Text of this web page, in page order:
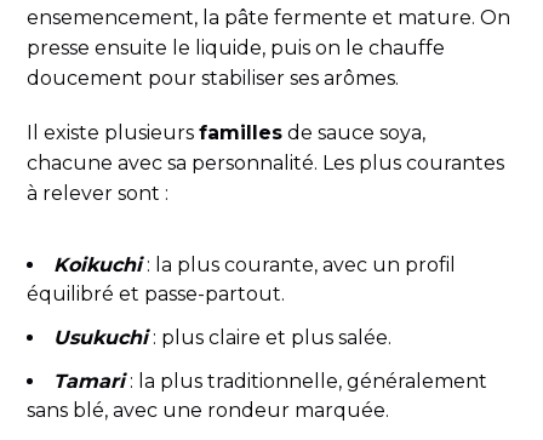
ensemencement, la pâte fermente et mature. On
presse ensuite le liquide, puis on le chauffe
doucement pour stabiliser ses arômes.
Il existe plusieursfamilles de sauce soya,
chacune avec sa personnalité. Les plus courantes
à relever sont :
Koikuchi: la plus courante, avec un profil
équilibré et passe-partout.
Usukuchi: plus claire et plus salée.
Tamari: la plus traditionnelle, généralement
sans blé, avec une rondeur marquée.